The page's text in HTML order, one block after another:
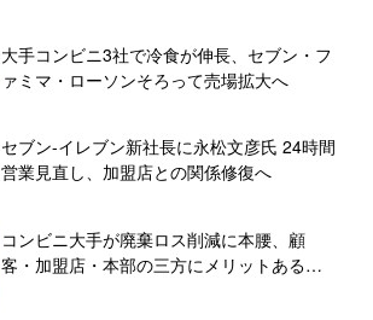
大手コンビニ3社で冷食が伸長、セブン・フ
ァミマ・ローソンそろって売場拡大へ
セブン-イレブン新社長に永松文彦氏 24時間
営業見直し、加盟店との関係修復へ
コンビニ大手が廃棄ロス削減に本腰、顧
客・加盟店・本部の三方にメリットある仕